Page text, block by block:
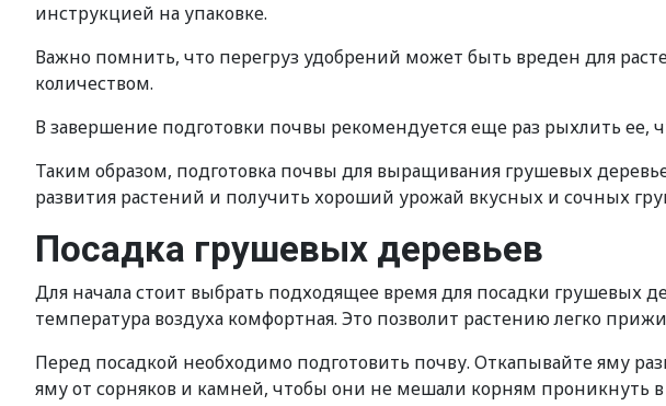
инструкцией на упаковке.
Важно помнить, что перегруз удобрений может быть вреден для
количеством.
В завершение подготовки почвы рекомендуется еще раз рыхлить
Таким образом, подготовка почвы для выращивания грушевых
развития растений и получить хороший урожай вкусных и сочных
Посадка грушевых деревьев
Для начала стоит выбрать подходящее время для посадки грушевых
температура воздуха комфортная. Это позволит растению легко
Перед посадкой необходимо подготовить почву. Откапывайте яму
яму от сорняков и камней, чтобы они не мешали корням проникнуть в